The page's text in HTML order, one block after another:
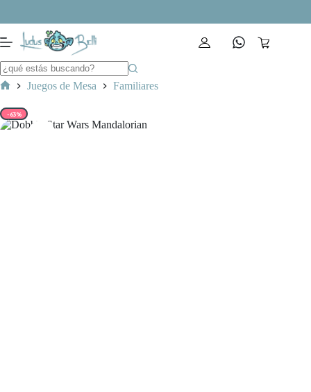
contenido
Carro
Juegos de Mesa Familiares
-63%